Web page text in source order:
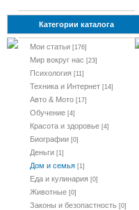
Категории каталога
Мои статьи [176]
Мир вокруг нас [23]
Психология [11]
Техника и Интернет [14]
Авто & Мото [17]
Обучение [4]
Красота и здоровье [4]
Биографии [0]
Деньги [1]
Дом и семья [1]
Еда и кулинария [0]
Животные [0]
Законы и безопастность [0]